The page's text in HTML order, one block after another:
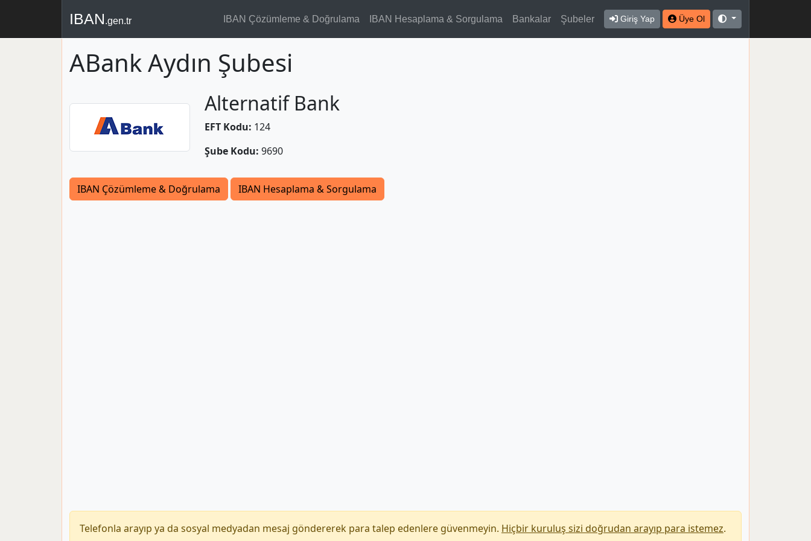
IBAN.gen.tr IBAN Çözümleme & Doğrulama IBAN Hesaplama & Sorgulama Bankalar Şubeler Giriş Yap Üye Ol
ABank Aydın Şubesi
Alternatif Bank
EFT Kodu: 124
Şube Kodu: 9690
IBAN Çözümleme & Doğrulama IBAN Hesaplama & Sorgulama
Telefonla arayıp ya da sosyal medyadan mesaj göndererek para talep edenlere güvenmeyin. Hiçbir kuruluş sizi doğrudan arayıp para istemez.